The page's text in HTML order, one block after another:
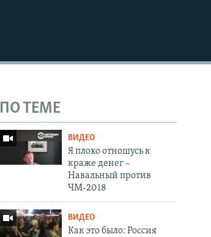
ПО ТЕМЕ
ВИДЕО
Я плохо отношусь к
краже денег –
Навальный против
ЧМ-2018
ВИДЕО
Как это было: Россия